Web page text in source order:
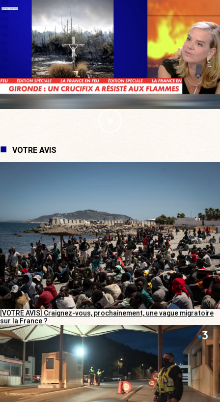
VOTRE AVIS
[VOTRE AVIS] Craignez-vous, prochainement, une vague migratoire
sur la France ?